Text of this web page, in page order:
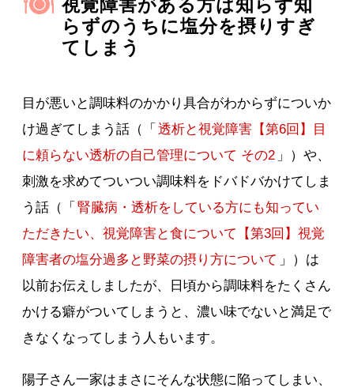
視覚障害がある方は知らず知
らずのうちに塩分を摂りすぎ
てしまう
目が悪いと調味料のかかり具合がわからずについか
け過ぎてしまう話（「 透析と視覚障害【第6回】目
に頼らない透析の自己管理について その2 」）や、
刺激を求めてついつい調味料をドバドバかけてしま
う話（「 腎臓病・透析をしている方にも知ってい
ただきたい、視覚障害と食について【第3回】視覚
障害者の塩分過多と野菜の摂り方について 」）は
以前お伝えしましたが、日頃から調味料をたくさん
かける癖がついてしまうと、濃い味でないと満足で
きなくなってしまう人もいます。
陽子さん一家はまさにそんな状態に陥ってしまい、